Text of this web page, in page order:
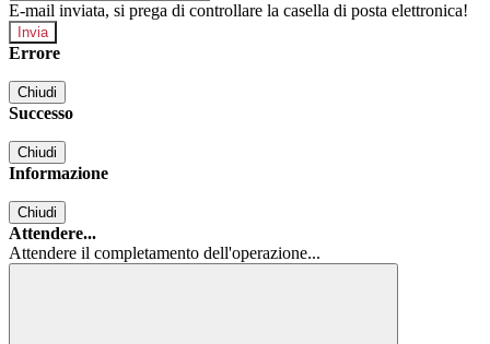
E-mail inviata, si prega di controllare la casella di posta elettronica!
Errore
Chiudi
Successo
Chiudi
Informazione
Chiudi
Attendere...
Attendere il completamento dell'operazione...